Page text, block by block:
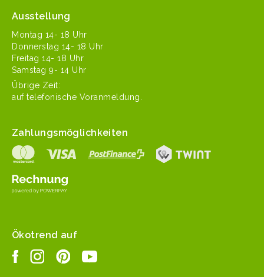
Ausstellung
Mon­tag 14- 18 Uhr
Don­ner­stag 14- 18 Uhr
Fre­itag 14- 18 Uhr
Sam­stag 9- 14 Uhr
Übrige Zeit:
auf tele­fonis­che Voranmeldung.
Zahlungsmöglichkeiten
Ökotrend auf